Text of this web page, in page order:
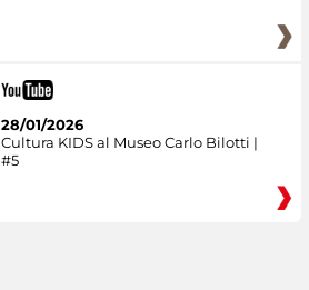
28/01/2026
Cultura KIDS al Museo Carlo Bilotti |
#5